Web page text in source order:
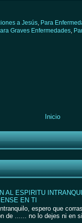
a Jesús Para
Graves Enfermedades
Inicio
AL ESPIRITU
EN TI
espero que
de ...... no lo dejes ni en